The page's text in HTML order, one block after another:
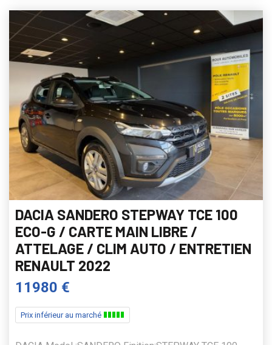
DACIA SANDERO STEPWAY TCE 100
ECO-G / CARTE MAIN LIBRE /
ATTELAGE / CLIM AUTO / ENTRETIEN
RENAULT 2022
11980 €
Prix inférieur au marché